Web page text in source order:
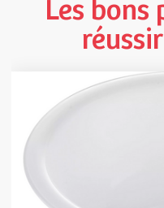
Les